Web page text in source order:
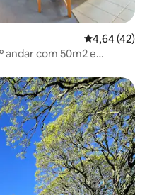
4,64 de uma
4,64 (42)
andar com 50m2 e